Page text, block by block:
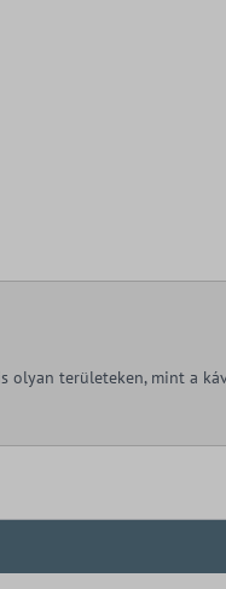
olyan területeken, mint a